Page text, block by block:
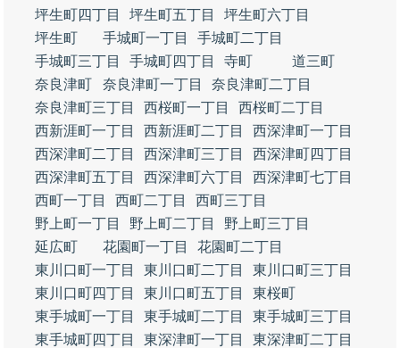
坪生町四丁目
坪生町五丁目
坪生町六丁目
坪生町
手城町一丁目
手城町二丁目
手城町三丁目
手城町四丁目 寺町
道三町
奈良津町
奈良津町一丁目
奈良津町二丁目
奈良津町三丁目
西桜町一丁目
西桜町二丁目
西新涯町一丁目
西新涯町二丁目
西深津町一丁目
西深津町二丁目
西深津町三丁目
西深津町四丁目
西深津町五丁目
西深津町六丁目
西深津町七丁目
西町一丁目
西町二丁目
西町三丁目
野上町一丁目
野上町二丁目
野上町三丁目
延広町
花園町一丁目
花園町二丁目
東川口町一丁目
東川口町二丁目
東川口町三丁目
東川口町四丁目
東川口町五丁目
東桜町
東手城町一丁目
東手城町二丁目
東手城町三丁目
東手城町四丁目
東深津町一丁目
東深津町二丁目